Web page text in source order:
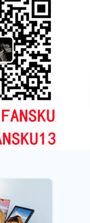
平台，提供防封级数据增